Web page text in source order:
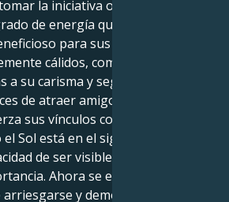
la iniciativa o inspirar a los
de energía que poseen los
para sus relaciones, ya
cálidos, compasivos y
a su carisma y seguridad en sí
de atraer amigos y amantes, lo
sus vínculos con otras
Sol está en el signo de Leo, los
de ser visible en el trabajo
Ahora se encuentra en una
y demostrar sus